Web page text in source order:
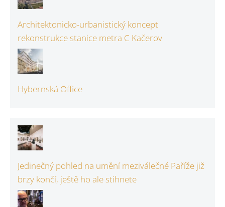
Architektonicko-urbanistický koncept
rekonstrukce stanice metra C Kačerov
Hybernská Office
Jedinečný pohled na umění meziválečné Paříže již
brzy končí, ještě ho ale stihnete